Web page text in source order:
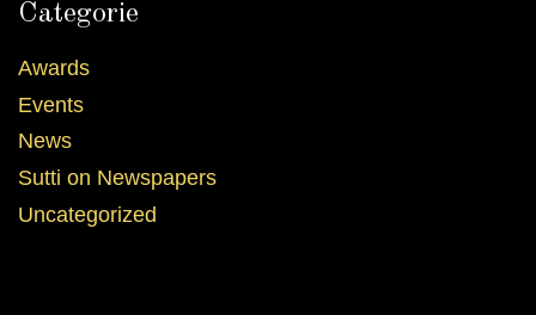
Categorie
Awards
Events
News
Sutti on Newspapers
Uncategorized